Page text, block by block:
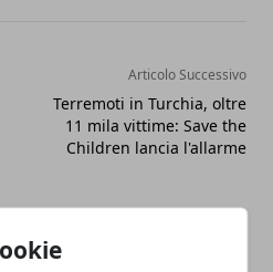
Articolo Successivo
Terremoti in Turchia, oltre
11 mila vittime: Save the
Children lancia l'allarme